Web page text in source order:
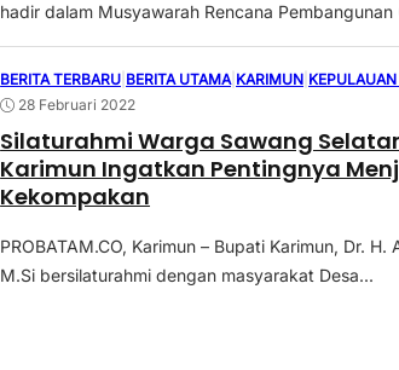
hadir dalam Musyawarah Rencana
BERITA TERBARU BERITA UTAMA KARIMUN
28 Februari 2022
Silaturahmi Warga Sawang
Karimun Ingatkan Pentingnya
Kekompakan
PROBATAM.CO, Karimun – Bupati Karimun, Dr. H.
M.Si bersilaturahmi dengan masyarakat Desa...